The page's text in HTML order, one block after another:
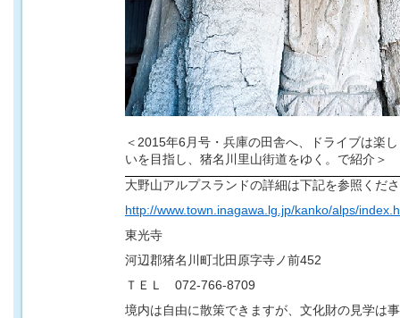
＜ 2015年6月号・兵庫の田舎へ、ドライブは楽
いを目指し、猪名川里山街道をゆく。で紹介＞
大野山アルプスランドの詳細は下記を参照くだ
http://www.town.inagawa.lg.jp/kanko/alps/
東光寺
河辺郡猪名川町北田原字寺ノ前452
ＴＥＬ 072-766-8709
境内は自由に散策できますが、文化財の見学は